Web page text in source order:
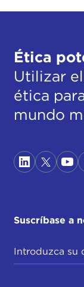
Ética
Utilizar
ética
mundo
Suscríbase a